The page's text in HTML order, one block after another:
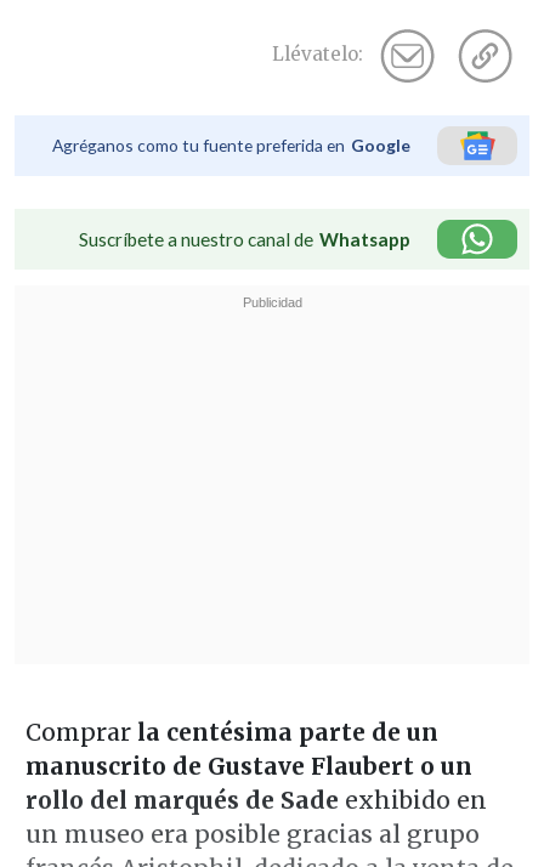
Llévatelo:
Agréganos como tu fuente preferida en Google
Suscríbete a nuestro canal de Whatsapp
Comprar la centésima parte de un
manuscrito de Gustave Flaubert o un
rollo del marqués de Sade exhibido en
un museo era posible gracias al grupo